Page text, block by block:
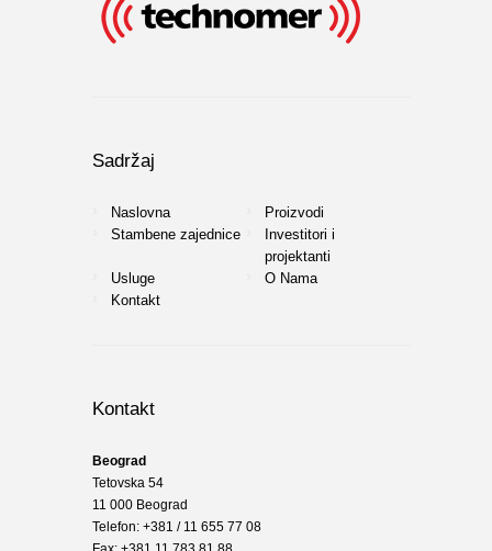
Sadržaj
Naslovna
Proizvodi
Stambene zajednice
Investitori i
projektanti
Usluge
O Nama
Kontakt
Kontakt
Beograd
Tetovska 54
11 000 Beograd
Telefon: +381 / 11 655 77 08